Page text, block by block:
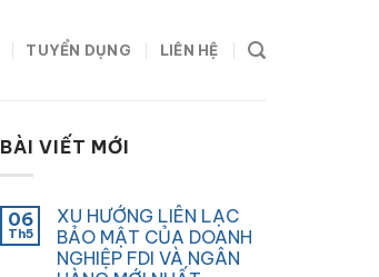
TUYỂN DỤNG LIÊN HỆ
BÀI VIẾT MỚI
06
Th5
XU HƯỚNG LIÊN LẠC
BẢO MẬT CỦA DOANH
NGHIỆP FDI VÀ NGÂN